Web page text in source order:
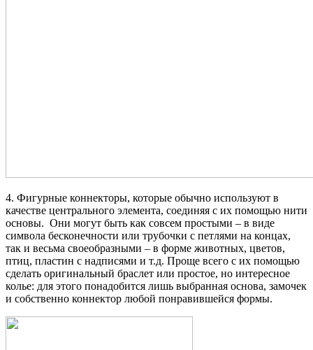
4. Фигурные коннекторы, которые обычно используют в
качестве центрального элемента, соединяя с их помощью нити
основы. Они могут быть как совсем простыми – в виде
символа бесконечности или трубочки с петлями на концах,
так и весьма своеобразными – в форме животных, цветов,
птиц, пластин с надписями и т.д. Проще всего с их помощью
сделать оригинальный браслет или простое, но интересное
колье: для этого понадобится лишь выбранная основа, замочек
и собственно коннектор любой понравившейся формы.